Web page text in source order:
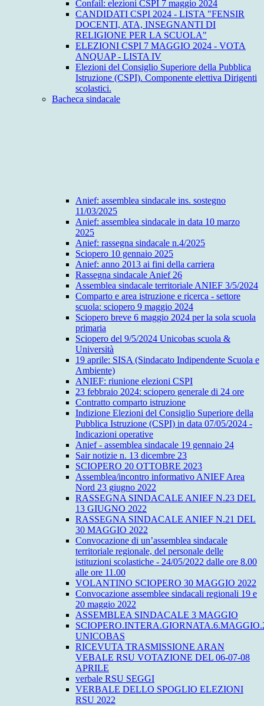
Confail: elezioni CSPI 7 maggio 2024
CANDIDATI CSPI 2024 - LISTA "FENSIR
DOCENTI, ATA, INSEGNANTI DI
RELIGIONE PER LA SCUOLA"
ELEZIONI CSPI 7 MAGGIO 2024 - VOTA
ANQUAP - LISTA IV
Elezioni del Consiglio Superiore della Pubblica
Istruzione (CSPI). Componente elettiva Dirigenti
scolastici.
Bacheca sindacale
Anief: assemblea sindacale ins. sostegno
11/03/2025
Anief: assemblea sindacale in data 10 marzo
2025
Anief: rassegna sindacale n.4/2025
Sciopero 10 gennaio 2025
Anief: anno 2013 ai fini della carriera
Rassegna sindacale Anief 26
Assemblea sindacale territoriale ANIEF 3/5/2024
Comparto e area istruzione e ricerca - settore
scuola: sciopero 9 maggio 2024
Sciopero breve 6 maggio 2024 per la sola scuola
primaria
Sciopero del 9/5/2024 Unicobas scuola &
Università
19 aprile: SISA (Sindacato Indipendente Scuola e
Ambiente)
ANIEF: riunione elezioni CSPI
23 febbraio 2024: sciopero generale di 24 ore
Contratto comparto istruzione
Indizione Elezioni del Consiglio Superiore della
Pubblica Istruzione (CSPI) in data 07/05/2024 -
Indicazioni operative
Anief - assemblea sindacale 19 gennaio 24
Sair notizie n. 13 dicembre 23
SCIOPERO 20 OTTOBRE 2023
Assemblea/incontro informativo ANIEF Area
Nord 23 giugno 2022
RASSEGNA SINDACALE ANIEF N.23 DEL
13 GIUGNO 2022
RASSEGNA SINDACALE ANIEF N.21 DEL
30 MAGGIO 2022
Convocazione di un’assemblea sindacale
territoriale regionale, del personale delle
istituzioni scolastiche - 24/05/2022 dalle ore 8.00
alle ore 11.00
VOLANTINO SCIOPERO 30 MAGGIO 2022
Convocazione assemblee sindacali regionali 19 e
20 maggio 2022
ASSEMBLEA SINDACALE 3 MAGGIO
UNICOBAS
RICEVUTA TRASMISSIONE ARAN
VEBALE RSU VOTAZIONE DEL 06-07-08
APRILE
verbale RSU SEGGI
VERBALE DELLO SPOGLIO ELEZIONI
RSU 2022